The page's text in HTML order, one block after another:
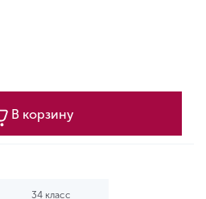
В корзину
34 класс